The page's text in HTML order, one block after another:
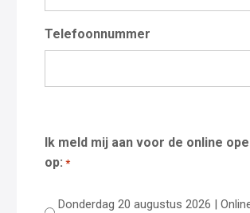
Telefoonnummer
Ik meld mij aan voor de online
op: *
Donderdag 20 augustus 2026 |